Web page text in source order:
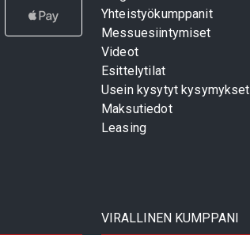
Yhteistyökumppanit
Messuesiintymiset
Videot
Esittelytilat
Usein kysytyt kysymykset
Maksutiedot
Leasing
VIRALLINEN KUMPPANI